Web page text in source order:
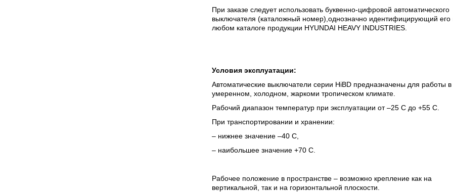
При заказе следует использовать буквенно-цифровой автоматического
выключателя (каталожный номер),однозначно идентифицирующий его
любом каталоге продукции HYUNDAI HEAVY INDUSTRIES.
Условия эксплуатации:
Автоматические выключатели серии HiBD предназначены для работы в
умеренном, холодном, жаркоми тропическом климате.
Рабочий диапазон температур при эксплуатации от –25 С до +55 С.
При транспортировании и хранении:
– нижнее значение –40 С,
– наибольшее значение +70 С.
Рабочее положение в пространстве – возможно крепление как на
вертикальной, так и на горизонтальной плоскости.